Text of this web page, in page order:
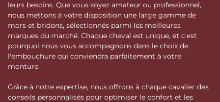
leurs besoins. Que vous soyez amateur ou professionnel,
nous mettons à votre disposition une large gamme de
mors et bridons, sélectionnés parmi les meilleures
marques du marché. Chaque cheval est unique, et c'est
pourquoi nous vous accompagnons dans le choix de
l'embouchure qui conviendra parfaitement à votre
monture.
Grâce à notre expertise, nous offrons à chaque cavalier des
conseils personnalisés pour optimiser le confort et les